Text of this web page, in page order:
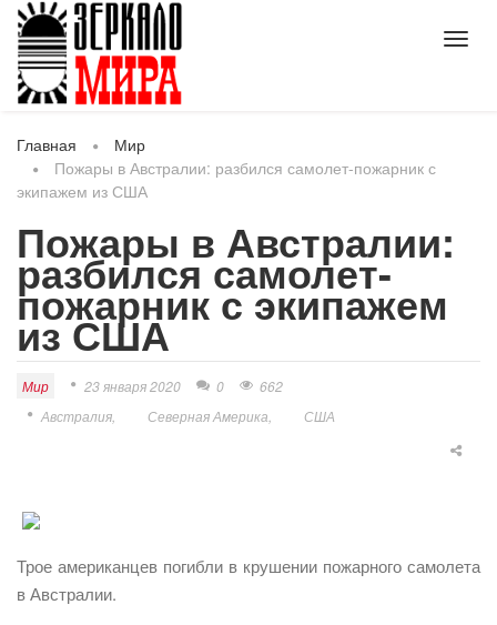
Главная
Мир
Пожары в Австралии: разбился самолет-пожарник с
экипажем из США
Пожары в Австралии:
разбился самолет-
пожарник с экипажем
из США
Мир 23 января 2020 0
662
Австралия
Северная Америка США
Трое американцев погибли в крушении пожарного самолета
в Австралии.